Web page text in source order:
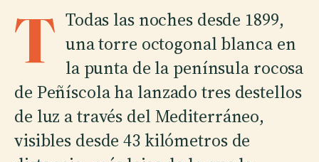
T Todas las noches desde 1899,
una torre octogonal blanca en
la punta de la península rocosa
de Peñíscola ha lanzado tres destellos
de luz a través del Mediterráneo,
visibles desde 43 kilómetros de